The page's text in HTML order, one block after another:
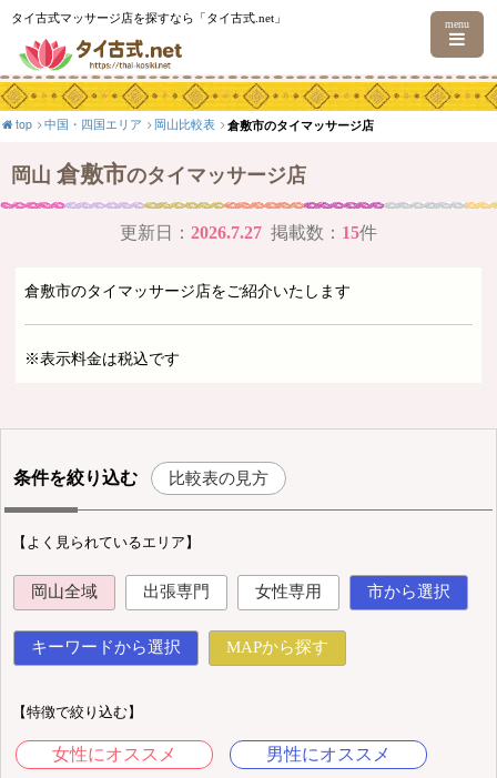
タイ古式マッサージ店を探すなら「タイ古式.net」 menu
top 中国・四国エリア 岡山比較表 倉敷市のタイマッサージ店
岡山 倉敷市のタイマッサージ店
更新日： 2026.7.27 掲載数： 15件
倉敷市のタイマッサージ店をご紹介いたします
※表示料金は税込です
条件を絞り込む 比較表の見方
【よく見られているエリア】
岡山全域 出張専門 女性専用 市から選択
キーワードから選択 MAPから探す
【特徴で絞り込む】
女性にオススメ 男性にオススメ